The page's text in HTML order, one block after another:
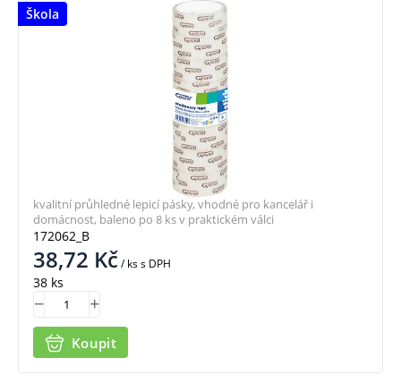
Škola
172062_B
38,72 Kč/ kss DPH
38 ks
Koupit
kvalitní průhledné lepicí pásky, vhodné pro kancelář i
domácnost, baleno po 8 ks v praktickém válci